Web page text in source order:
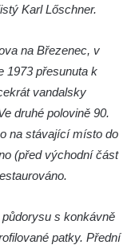
Karl Lőschner.
na Březenec, v
1973 přesunuta k
vandalsky
druhé polovině 90.
na stávající místo do
(před východní část
s konkávně
patky. Přední